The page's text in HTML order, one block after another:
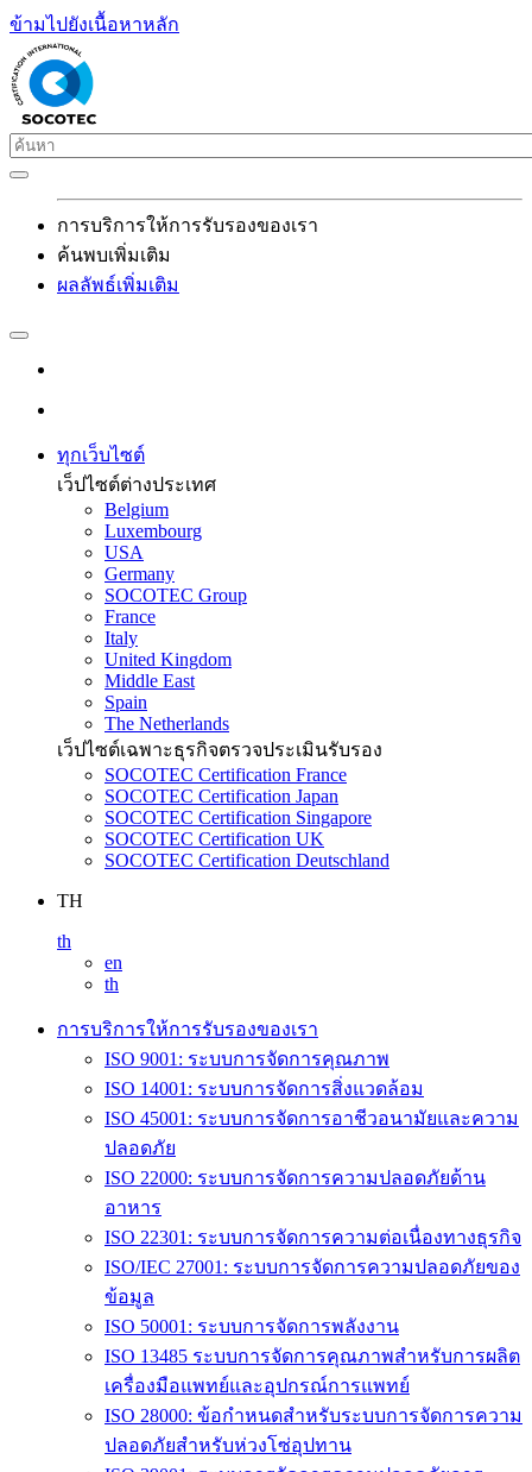
ข้ามไปยังเนื้อหาหลัก
การบริการให้การรับรองของเรา
ค้นพบเพิ่มเติม
ผลลัพธ์เพิ่มเติม
ทุกเว็บไซต์
เว็ปไซต์ต่างประเทศ
Belgium
Luxembourg
USA
Germany
SOCOTEC Group
France
Italy
United Kingdom
Middle East
Spain
The Netherlands
เว็ปไซต์เฉพาะธุรกิจตรวจประเมินรับรอง
SOCOTEC Certification France
SOCOTEC Certification Japan
SOCOTEC Certification Singapore
SOCOTEC Certification UK
SOCOTEC Certification Deutschland
TH
th
en
th
การบริการให้การรับรองของเรา
ISO 9001: ระบบการจัดการคุณภาพ
ISO 14001: ระบบการจัดการสิ่งแวดล้อม
ISO 45001: ระบบการจัดการอาชีวอนามัยและความ
ปลอดภัย
ISO 22000: ระบบการจัดการความปลอดภัยด้าน
อาหาร
ISO 22301: ระบบการจัดการความต่อเนื่องทางธุรกิจ
ISO/IEC 27001: ระบบการจัดการความปลอดภัยของ
ข้อมูล
ISO 50001: ระบบการจัดการพลังงาน
ISO 13485 ระบบการจัดการคุณภาพสำหรับการผลิต
เครื่องมือแพทย์และอุปกรณ์การแพทย์
ISO 28000: ข้อกำหนดสำหรับระบบการจัดการความ
ปลอดภัยสำหรับห่วงโซ่อุปทาน